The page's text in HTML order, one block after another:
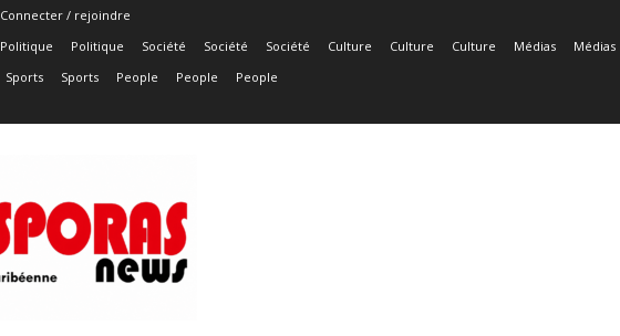
Connecter / rejoindre
Politique Politique Société Société Société Culture Culture Culture Médias Médias
Sports Sports People People People